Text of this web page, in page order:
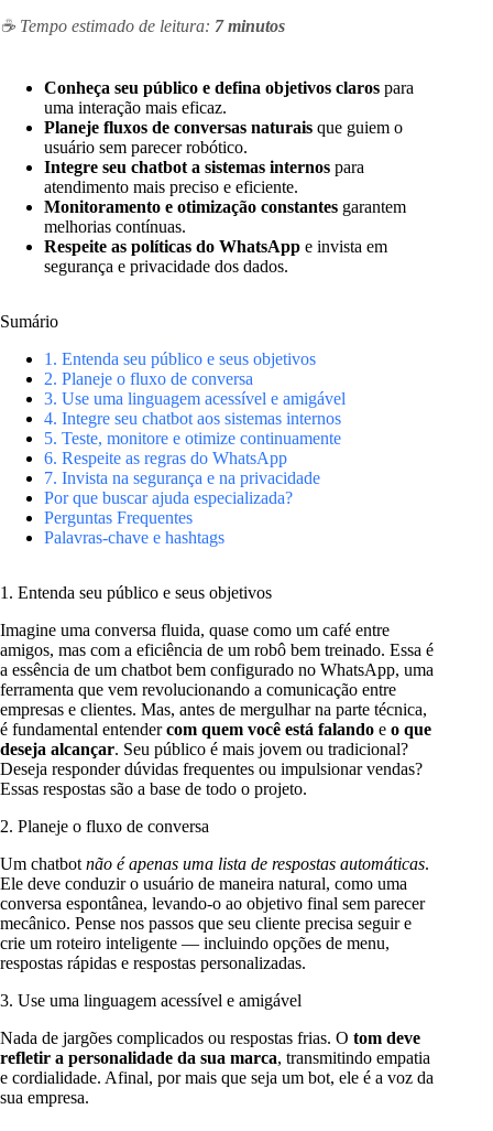
☕ Tempo estimado de leitura: 7 minutos
Conheça seu público e defina objetivos claros para
uma interação mais eficaz.
Planeje fluxos de conversas naturais que guiem o
usuário sem parecer robótico.
Integre seu chatbot a sistemas internos para
atendimento mais preciso e eficiente.
Monitoramento e otimização constantes garantem
melhorias contínuas.
Respeite as políticas do WhatsApp e invista em
segurança e privacidade dos dados.
Sumário
1. Entenda seu público e seus objetivos
2. Planeje o fluxo de conversa
3. Use uma linguagem acessível e amigável
4. Integre seu chatbot aos sistemas internos
5. Teste, monitore e otimize continuamente
6. Respeite as regras do WhatsApp
7. Invista na segurança e na privacidade
Por que buscar ajuda especializada?
Perguntas Frequentes
Palavras-chave e hashtags
1. Entenda seu público e seus objetivos
Imagine uma conversa fluida, quase como um café entre
amigos, mas com a eficiência de um robô bem treinado. Essa é
a essência de um chatbot bem configurado no WhatsApp, uma
ferramenta que vem revolucionando a comunicação entre
empresas e clientes. Mas, antes de mergulhar na parte técnica,
é fundamental entendercom quem você está falando e o que
deseja alcançar. Seu público é mais jovem ou tradicional?
Deseja responder dúvidas frequentes ou impulsionar vendas?
Essas respostas são a base de todo o projeto.
2. Planeje o fluxo de conversa
Um chatbot não é apenas uma lista de respostas automáticas.
Ele deve conduzir o usuário de maneira natural, como uma
conversa espontânea, levando-o ao objetivo final sem parecer
mecânico. Pense nos passos que seu cliente precisa seguir e
crie um roteiro inteligente — incluindo opções de menu,
respostas rápidas e respostas personalizadas.
3. Use uma linguagem acessível e amigável
Nada de jargões complicados ou respostas frias. O tom deve
refletir a personalidade da sua marca, transmitindo empatia
e cordialidade. Afinal, por mais que seja um bot, ele é a voz da
sua empresa.